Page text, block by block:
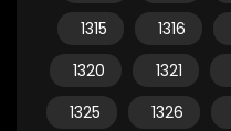
1315
1316
1320
1321
1325
1326